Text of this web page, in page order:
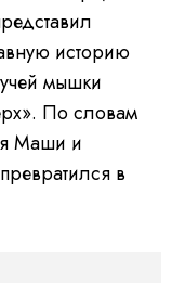
историю
мышки
По словам
Маши и
в